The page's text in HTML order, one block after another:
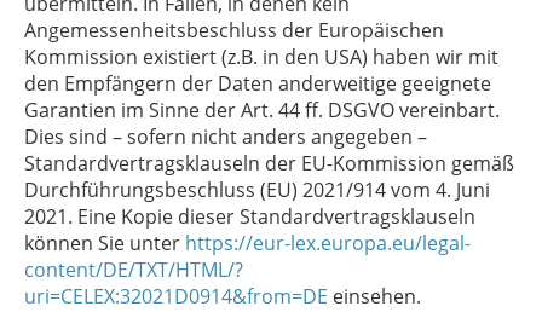
Angemessenheitsbeschluss der Europäischen
Kommission existiert (z.B. in den USA) haben wir mit
den Empfängern der Daten anderweitige geeignete
Garantien im Sinne der Art. 44 ff. DSGVO vereinbart.
Dies sind – sofern nicht anders angegeben –
Standardvertragsklauseln der EU-Kommission gemäß
Durchführungsbeschluss (EU) 2021/914 vom 4. Juni
2021. Eine Kopie dieser Standardvertragsklauseln
können Sie unter https://eur-lex.europa.eu/legal-
content/DE/TXT/HTML/?
uri=CELEX:32021D0914&from=DE einsehen.